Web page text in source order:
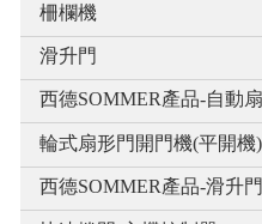
柵欄機
滑升門
西德SOMMER產品-自動
輪式扇形門開門機(平開機)
西德SOMMER產品-滑升